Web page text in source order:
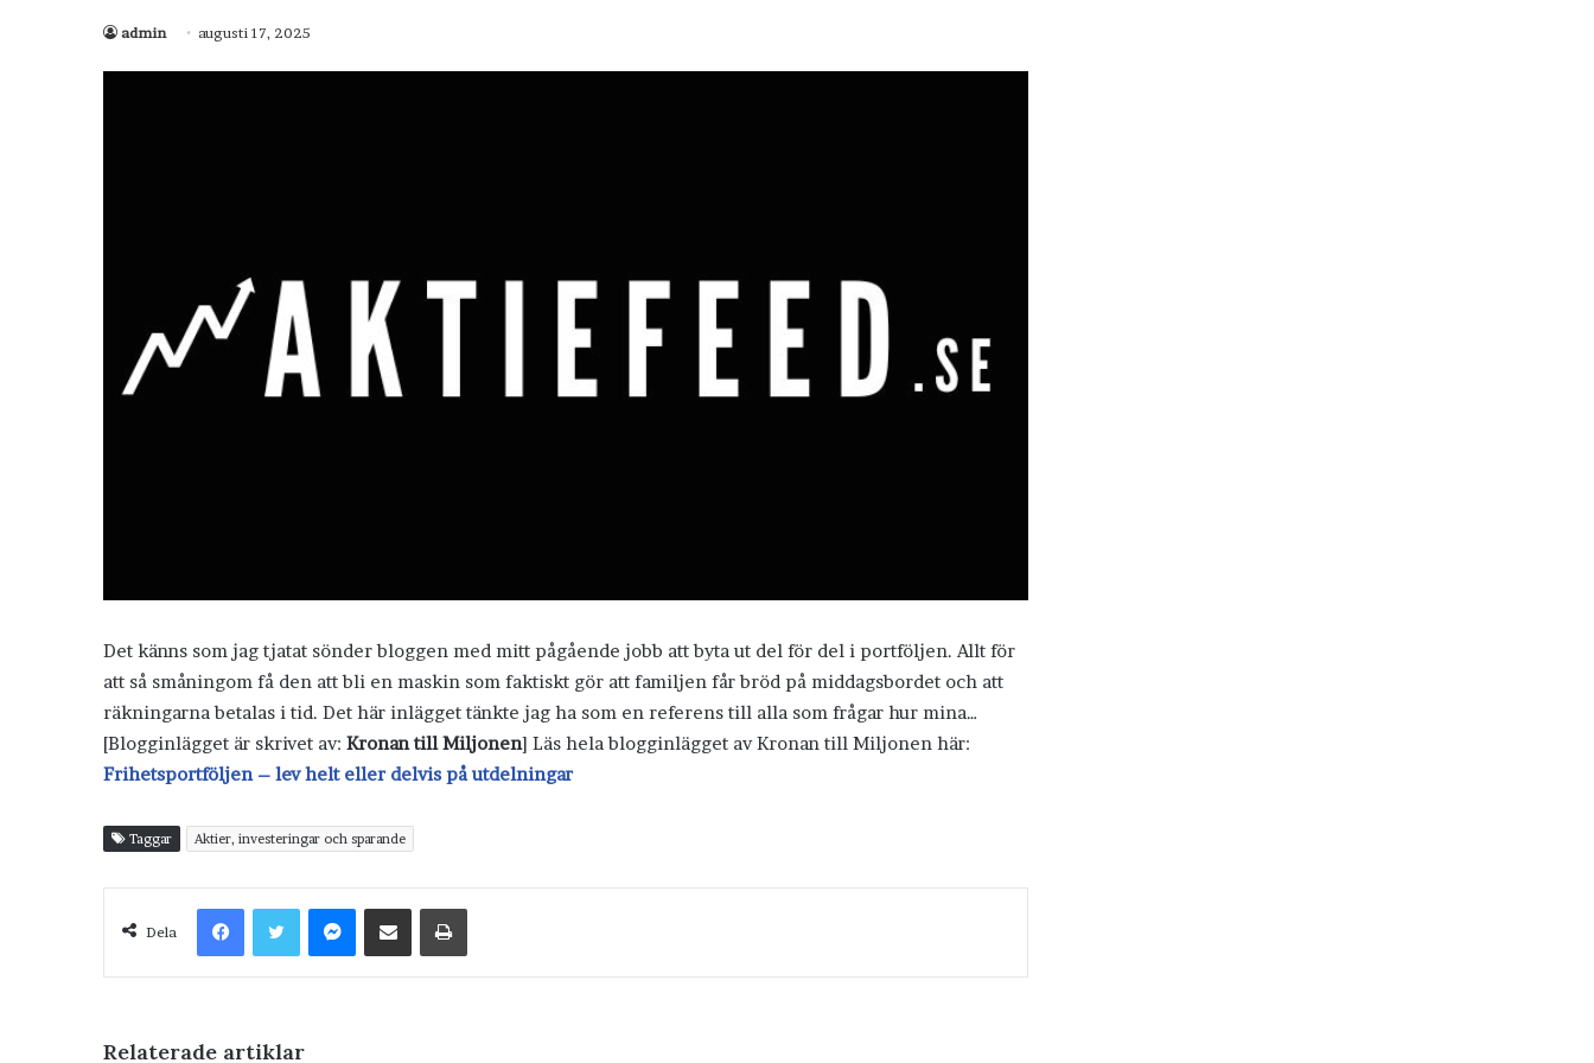
admin augusti 17, 2025
Det känns som jag tjatat sönder bloggen med mitt pågående jobb att byta ut del för del i portföljen. Allt för
att så småningom få den att bli en maskin som faktiskt gör att familjen får bröd på middagsbordet och att
räkningarna betalas i tid. Det här inlägget tänkte jag ha som en referens till alla som frågar hur mina…
[Blogginlägget är skrivet av: Kronan till Miljonen] Läs hela blogginlägget av Kronan till Miljonen här:
Frihetsportföljen – lev helt eller delvis på utdelningar
Taggar Aktier, investeringar och sparande
Dela
FacebookTwitterMessenger
Dela via e-post Skriv ut
Relaterade artiklar